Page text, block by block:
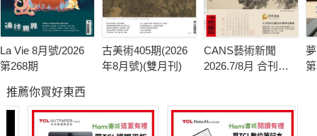
La Vie 8月號/2026
第268期
古美術405期(2026
年8月號)(雙月刊)
CANS藝術新聞
2026.7/8月 合刊號
推薦你買好東西